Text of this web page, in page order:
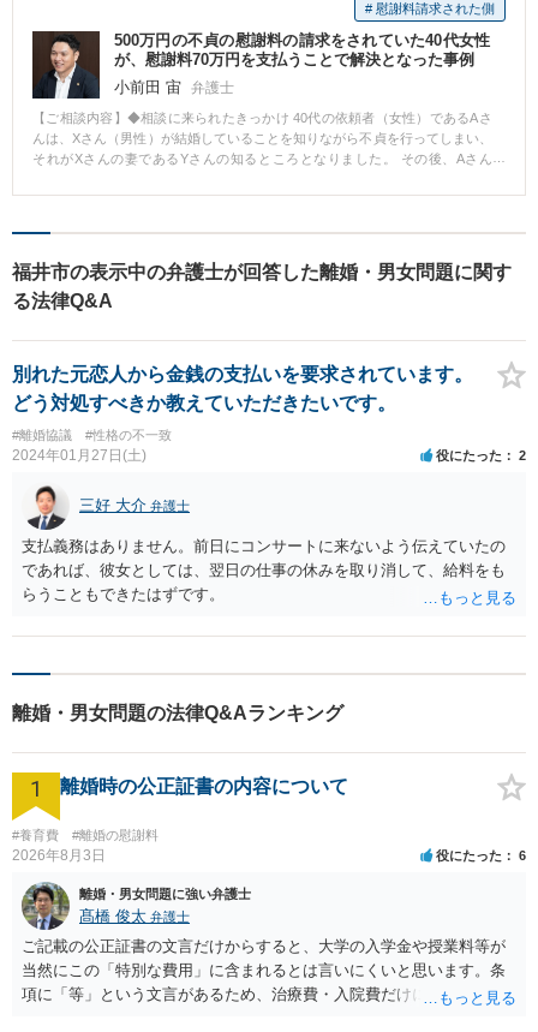
ん手続が申し立てられました。その後、離婚訴訟（本訴・反訴）、婚姻費用
に関する調停、婚姻費用に関する審判、婚姻費用に関する即時抗告・附帯抗
告、面会交流に関する調停、面会交流に関する即時抗告、地方裁判所におけ
る損害賠償請求訴訟、刑事告発など、複数の手続きで全面的な争いに発展し
ていきました。 ２年以上が経過しましたが、離婚訴訟の中で終局的な和解が
出来ました。 弁護士からのコメント 離婚に関する紛争は、調停などの話し合
いで円滑に終わるケースも多々ありますが、時として非常に長期化すること
があります。特に双方の言い分が様々な点で異なっていると、どうしても全
# 慰謝料請求された側
500万円の不貞の慰謝料の請求をされていた40代女性
が、慰謝料70万円を支払うことで解決となった事例
小前田 宙 弁護士
【ご相談内容】◆相談に来られたきっかけ 40代の依頼者（女性）であるAさ
んは、Xさん（男性）が結婚していることを知りながら不貞を行ってしまい、
それがXさんの妻であるYさんの知るところとなりました。 その後、Aさん
まったことは悪いが慰謝料の金額が高すぎるのではないか？ということで、
考えても高すぎるもので、慰謝料の減額は可能ということをお伝えしまし
た。 ◆結果 当事務所の弁護士が受任し、相手の弁護士と交渉した結果、Aさ
んがYさんに70万円の慰謝料を支払うことによる示談で解決となりました。
福井市の表示中の弁護士が回答した離婚・男女問題に関す
る法律Q&A
別れた元恋人から金銭の支払いを要求されています。
どう対処すべきか教えていただきたいです。
#離婚協議 #性格の不一致
2024年01月27日(土) 役にたった 2
三好 大介 弁護士
支払義務はありません。前日にコンサートに来ないよう伝えていたの
であれば、彼女としては、翌日の仕事の休みを取り消して、給料をも
らうこともできたはずです。
離婚・男女問題の法律Q&Aランキング
1 離婚時の公正証書の内容について
#養育費 #離婚の慰謝料
2026年8月3日 役にたった 6
離婚・男女問題に強い弁護士
髙橋 俊太 弁護士
ご記載の公正証書の文言だけからすると、大学の入学金や授業料等が
当然にこの「特別な費用」に含まれるとは言いにくいと思います。条
項に「等」という文言があるため、治療費・入院費だけに限定される